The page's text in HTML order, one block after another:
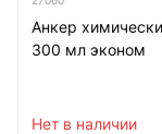
Анкер
300 мл эконом
Нет в наличии